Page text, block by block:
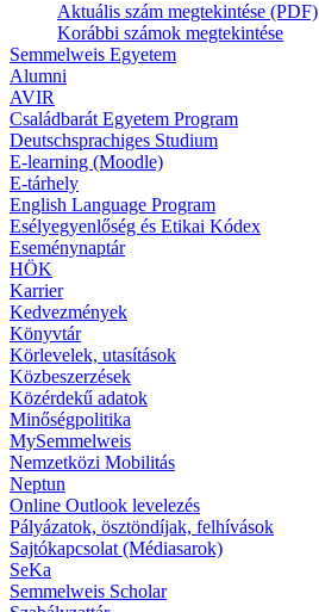
Aktuális szám megtekintése (PDF)
Korábbi számok megtekintése
Semmelweis Egyetem
Alumni
AVIR
Családbarát Egyetem Program
Deutschsprachiges Studium
E-learning (Moodle)
E-tárhely
English Language Program
Esélyegyenlőség és Etikai Kódex
Eseménynaptár
HÖK
Karrier
Kedvezmények
Könyvtár
Körlevelek, utasítások
Közbeszerzések
Közérdekű adatok
Minőségpolitika
MySemmelweis
Nemzetközi Mobilitás
Neptun
Online Outlook levelezés
Pályázatok, ösztöndíjak, felhívások
Sajtókapcsolat (Médiasarok)
SeKa
Semmelweis Scholar